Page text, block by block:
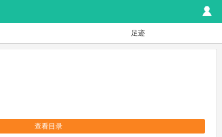
足迹
查看目录